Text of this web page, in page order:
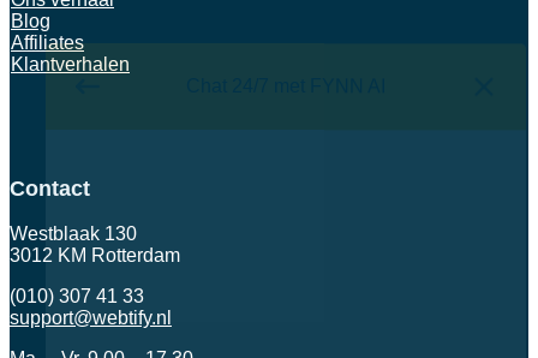
Blog
Affiliates
Klantverhalen
Contact
Westblaak 130
3012 KM Rotterdam
(010) 307 41 33
support@webtify.nl